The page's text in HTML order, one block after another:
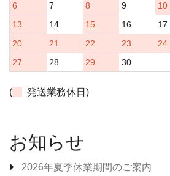
6
7 8 9 10
13
14 15 16 17
20
21 22 23 24
27
28 29 30
( 発送業務休日)
お知らせ
2026年夏季休業期間のご案内